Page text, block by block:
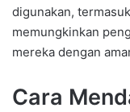
digunakan,
memungkinkan
mereka dengan
Cara